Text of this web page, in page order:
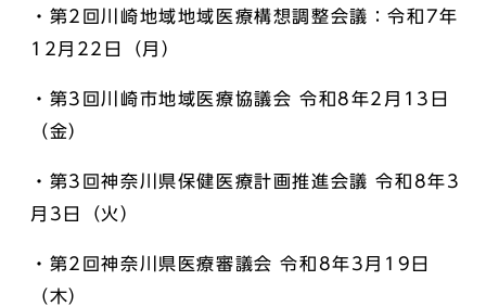
・第2回川崎地域地域医療構想調整会議：令和7年
12月22日（月）
・第3回川崎市地域医療協議会 令和8年2月13日
（金）
・第3回神奈川県保健医療計画推進会議 令和8年3
月3日（火）
・第2回神奈川県医療審議会 令和8年3月19日
（木）